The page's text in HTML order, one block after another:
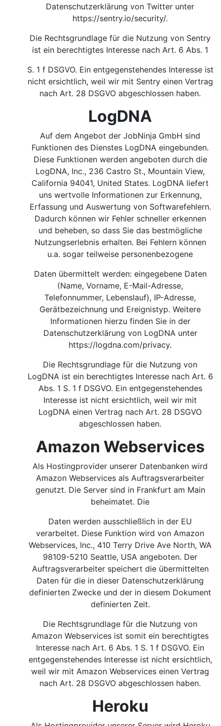
Datenschutzerklärung von Twitter unter
https://sentry.io/security/.
Die Rechtsgrundlage für die Nutzung von Sentry
ist ein berechtigtes Interesse nach Art. 6 Abs. 1
S. 1 f DSGVO. Ein entgegenstehendes Interesse ist
nicht ersichtlich, weil wir mit Sentry einen Vertrag
nach Art. 28 DSGVO abgeschlossen haben.
LogDNA
Auf dem Angebot der JobNinja GmbH sind
Funktionen des Dienstes LogDNA eingebunden.
Diese Funktionen werden angeboten durch die
LogDNA, Inc., 236 Castro St., Mountain View,
California 94041, United States. LogDNA liefert
uns wertvolle Informationen zur Erkennung,
Erfassung und Auswertung von Softwarefehlern.
Dadurch können wir Fehler schneller erkennen
und beheben, so dass Sie das bestmögliche
Nutzungserlebnis erhalten. Bei Fehlern können
u.a. sogar teilweise personenbezogene
Daten übermittelt werden: eingegebene Daten
(Name, Vorname, E-Mail-Adresse,
Telefonnummer, Lebenslauf), IP-Adresse,
Gerätbezeichnung und Ereignistyp. Weitere
Informationen hierzu finden Sie in der
Datenschutzerklärung von LogDNA unter
https://logdna.com/privacy.
Die Rechtsgrundlage für die Nutzung von
LogDNA ist ein berechtigtes Interesse nach Art. 6
Abs. 1 S. 1 f DSGVO. Ein entgegenstehendes
Interesse ist nicht ersichtlich, weil wir mit
LogDNA einen Vertrag nach Art. 28 DSGVO
abgeschlossen haben.
Amazon Webservices
Als Hostingprovider unserer Datenbanken wird
Amazon Webservices als Auftragsverarbeiter
genutzt. Die Server sind in Frankfurt am Main
beheimatet. Die
Daten werden ausschließlich in der EU
verarbeitet. Diese Funktion wird von Amazon
Webservices, Inc., 410 Terry Drive Ave North, WA
98109-5210 Seattle, USA angeboten. Der
Auftragsverarbeiter speichert die übermittelten
Daten für die in dieser Datenschutzerklärung
definierten Zwecke und der in diesem Dokument
definierten Zeit.
Die Rechtsgrundlage für die Nutzung von
Amazon Webservices ist somit ein berechtigtes
Interesse nach Art. 6 Abs. 1 S. 1 f DSGVO. Ein
entgegenstehendes Interesse ist nicht ersichtlich,
weil wir mit Amazon Webservices einen Vertrag
nach Art. 28 DSGVO abgeschlossen haben.
Heroku